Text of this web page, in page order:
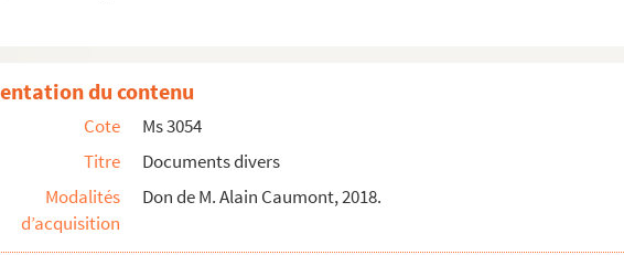
Thérèse Touffan
cinq enfants
Simon d’une maison section D, île 35 rue Por...
du contenu
Cote
Ms 3054
Titre
Documents divers
Modalités
d’acquisition
Don de M. Alain Caumont, 2018.